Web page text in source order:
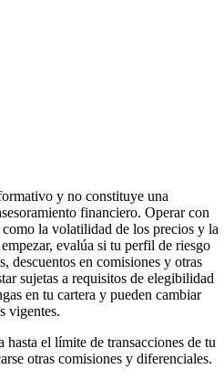
y no constituye una
financiero. Operar con
la volatilidad de los precios y la
evalúa si tu perfil de riesgo
descuentos en comisiones y otras
sujetas a requisitos de elegibilidad
en tu cartera y pueden cambiar
vigentes.
el límite de transacciones de tu
otras comisiones y diferenciales.